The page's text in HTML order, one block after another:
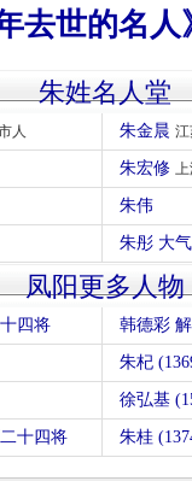
去世的名人
朱姓名人堂
人 朱金晨
朱宏修
朱伟
朱彤 大
凤阳更多人物
四将 韩德彩
朱杞
徐弘基
十四将 朱桂